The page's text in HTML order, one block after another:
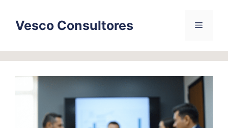
contentVesco Consultores Menu